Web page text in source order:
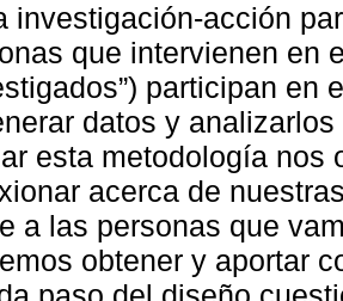
investigación-acción
que intervienen en
participan
datos y
esta metodología nos
acerca de
a las personas que
obtener y aportar